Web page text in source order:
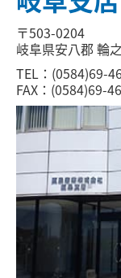
〒503-0204
岐阜県安八郡 輪
TEL：(0584)69-
FAX：(0584)69-